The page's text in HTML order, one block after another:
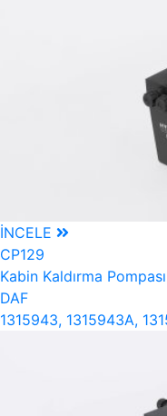
İNCELE
CP129
Kabin Kaldırma Pompası
DAF
1315943, 1315943A,